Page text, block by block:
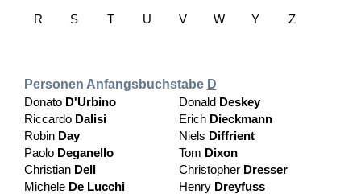
R S T U V W Y Z
Personen Anfangsbuchstabe D
Donato D'Urbino
Riccardo Dalisi
Robin Day
Paolo Deganello
Christian Dell
Michele De Lucchi
Donald Deskey
Erich Dieckmann
Niels Diffrient
Tom Dixon
Christopher Dresser
Henry Dreyfuss